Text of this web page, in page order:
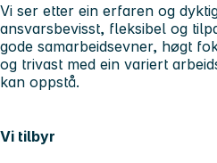
Vi ser etter ein erfaren og
ansvarsbevisst, fleksibel og
gode samarbeidsevner, høgt
og trivast med ein variert
kan oppstå.
Vi tilbyr